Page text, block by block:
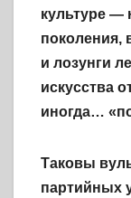
культуре —
поколения,
и лозунги
искусства
иногда…
Таковы
партийных